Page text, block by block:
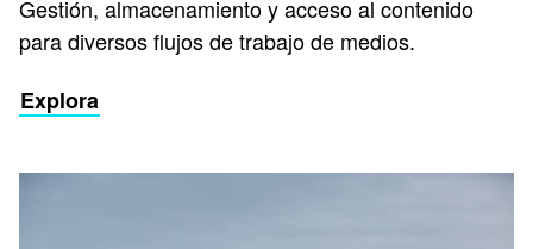
Gestión, almacenamiento y acceso al contenido
para diversos flujos de trabajo de medios.
Explora